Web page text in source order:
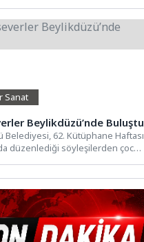
Sanat
Beylikdüzü’nde Buluştu
Belediyesi, 62. Kütüphane Haftası
düzenlediği söyleşilerden çocuk